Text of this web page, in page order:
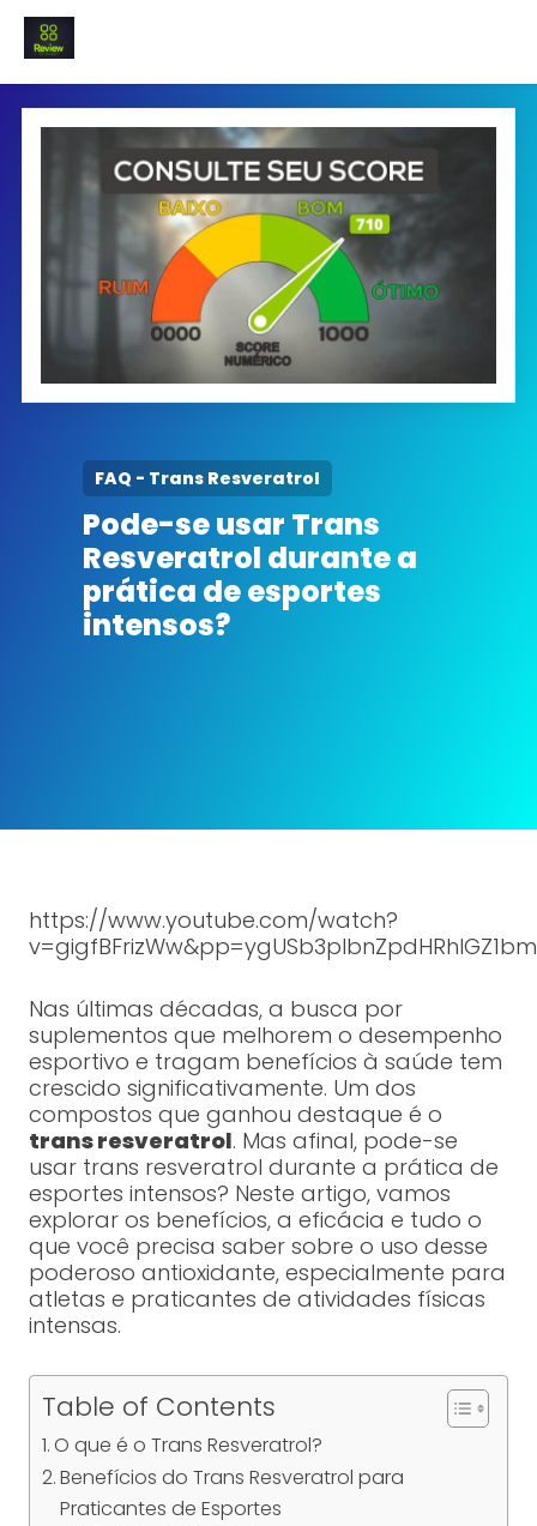
INICIO
Termo e Condições
Política Privacidade
SOBRE NÓS
FAQ - Trans Resveratrol
Pode-se usar Trans
Resveratrol durante a
prática de esportes
intensos?
https://www.youtube.com/watch?
Nas últimas décadas, a busca por
suplementos que melhorem o desempenho
esportivo e tragam benefícios à saúde tem
crescido significativamente. Um dos
compostos que ganhou destaque é o
trans resveratrol. Mas afinal, pode-se
usar trans resveratrol durante a prática de
esportes intensos? Neste artigo, vamos
explorar os benefícios, a eficácia e tudo o
que você precisa saber sobre o uso desse
poderoso antioxidante, especialmente para
atletas e praticantes de atividades físicas
intensas.
Table of Contents
O que é o Trans Resveratrol?
Benefícios do Trans Resveratrol para
Praticantes de Esportes